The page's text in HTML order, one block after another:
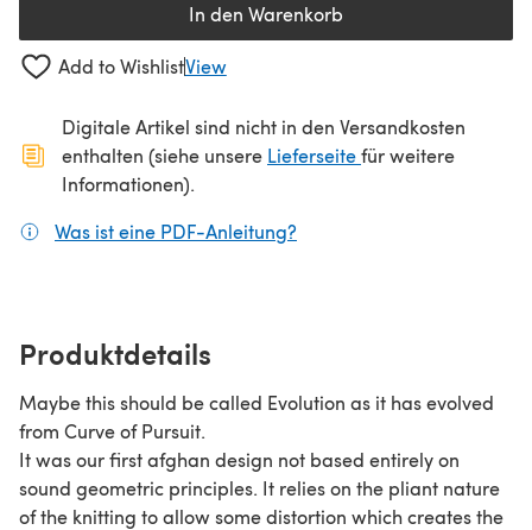
In den Warenkorb
Add to WishlistView
Digitale Artikel sind nicht in den Versandkosten
enthalten (siehe unsere Lieferseite(öffnet sich in
für weitere
Informationen).
Was ist eine PDF-Anleitung?
Produktdetails
Maybe this should be called Evolution as it has evolved
from Curve of Pursuit.
It was our first afghan design not based entirely on
sound geometric principles. It relies on the pliant nature
of the knitting to allow some distortion which creates the